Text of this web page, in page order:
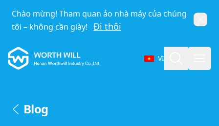
Chào mừng! Tham quan ảo nhà máy của chúng
tôi – không cần giày! Đi thôi Đóng
Worthwill
VI
Chọn ngôn ngữ
Blog